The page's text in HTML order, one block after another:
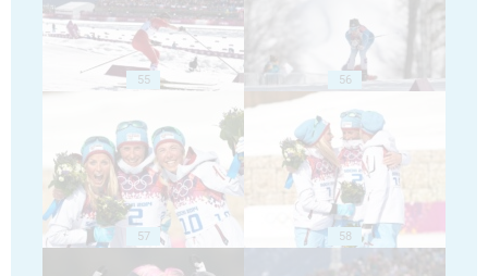
55 56
57 58